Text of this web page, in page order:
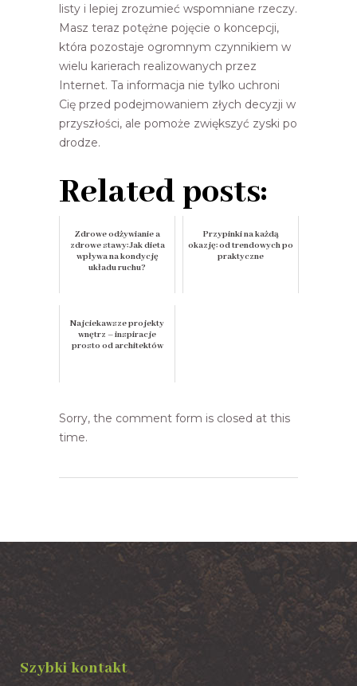
listy i lepiej zrozumieć wspomniane rzeczy.
Masz teraz potężne pojęcie o koncepcji,
która pozostaje ogromnym czynnikiem w
wielu karierach realizowanych przez
Internet. Ta informacja nie tylko uchroni
Cię przed podejmowaniem złych decyzji w
przyszłości, ale pomoże zwiększyć zyski po
drodze.
Related posts:
Zdrowe odżywianie a
zdrowe stawy: Jak dieta
wpływa na kondycję
układu ruchu?
Przypinki na każdą
okazję: od trendowych po
praktyczne
Najciekawsze projekty
wnętrz – inspiracje
prosto od architektów
Sorry, the comment form is closed at this
time.
Szybki kontakt